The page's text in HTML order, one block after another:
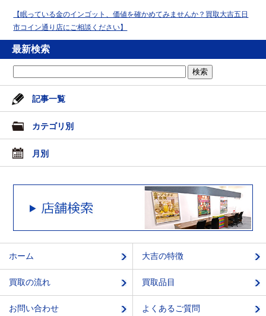
【眠っている金のインゴット、価値を確かめてみませんか？買取大吉五日
市コイン通り店にご相談ください】
最新検索
記事一覧
カテゴリ別
月別
ホーム 大吉の特徴
買取の流れ 買取品目
お問い合わせ よくあるご質問